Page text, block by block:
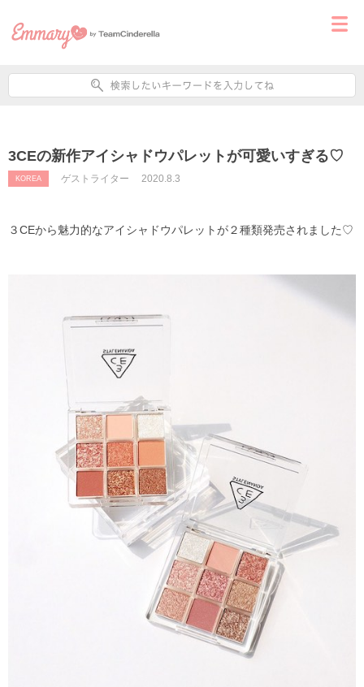
3CEの新作アイシャドウパレットが可愛いすぎる♡
KOREA ゲストライター 2020.8.3
３CEから魅力的なアイシャドウパレットが２種類発売されました♡